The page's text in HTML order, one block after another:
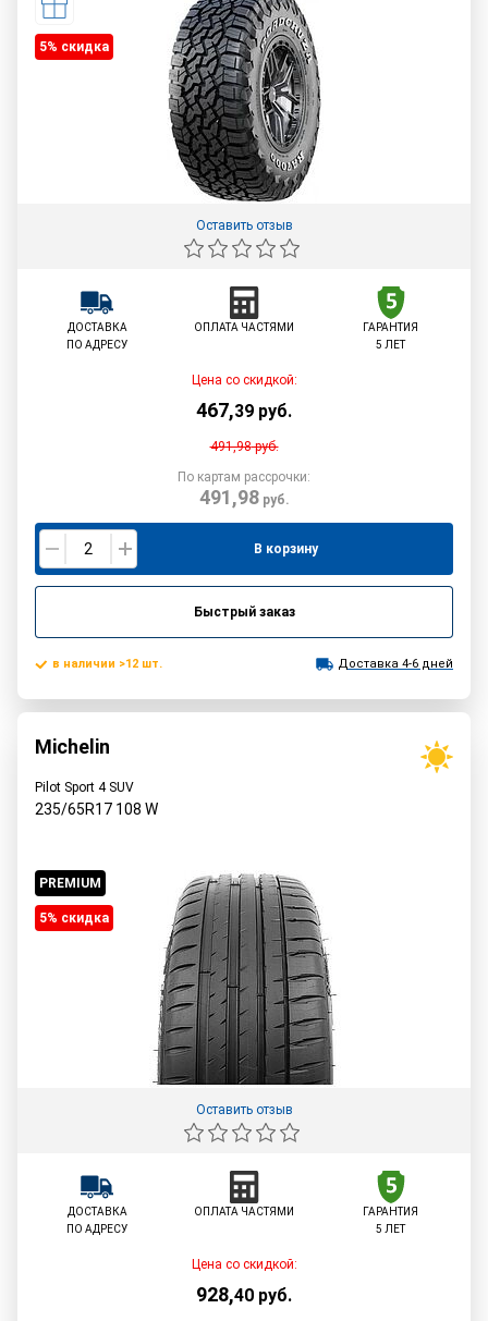
5% cкидка
Оставить отзыв
ДОСТАВКА
ПО АДРЕСУ
ОПЛАТА ЧАСТЯМИ
ГАРАНТИЯ
5 ЛЕТ
Цена со скидкой:
467,39 руб.
491,98руб.
По картам рассрочки:
491,98руб.
В корзину
Быстрый заказ
в наличии >12 шт. Доставка 4-6 дней
Michelin
Pilot Sport 4 SUV
235/65R17 108 W
PREMIUM
5% cкидка
Оставить отзыв
ДОСТАВКА
ПО АДРЕСУ
ОПЛАТА ЧАСТЯМИ
ГАРАНТИЯ
5 ЛЕТ
Цена со скидкой:
928,40 руб.